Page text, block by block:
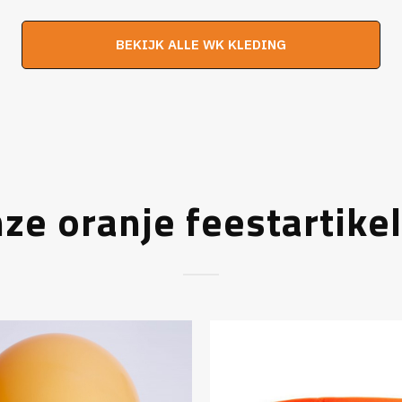
was:
is:
€24,95.
was:
is:
BEKIJK ALLE WK KLEDING
oranje